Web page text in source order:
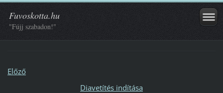
Fuvoskotta.hu
"Fújj szabadon!"
Előző
Diavetítés indítása